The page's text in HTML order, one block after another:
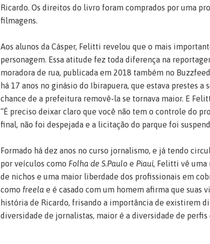
Ricardo. Os direitos do livro foram comprados por uma
filmagens.
Aos alunos da Cásper, Felitti revelou que o mais
personagem. Essa atitude fez toda diferença na
moradora de rua, publicada em 2018 também no
há 17 anos no ginásio do Ibirapuera, que estava prestes
chance de a prefeitura removê-la se tornava maior. E
“É preciso deixar claro que você não tem o controle do
final, não foi despejada e a licitação do parque foi
Formado há dez anos no curso jornalismo, e já tendo
por veículos como Folha de S.Pauloe Piauí, Felitti vê uma
de nichos e uma maior liberdade dos profissionais em
como freela e é casado com um homem afirma que suas
história de Ricardo, frisando a importância de existirem
diversidade de jornalistas, maior é a diversidade de perfis